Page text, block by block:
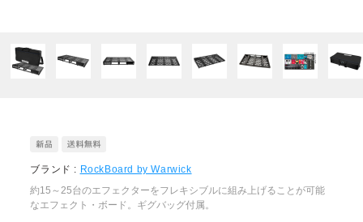
ブランド : RockBoard by Warwick
約15～25台のエフェクターをフレキシブルに組み上げることが可能
なエフェクト・ボード。ギグバッグ付属。